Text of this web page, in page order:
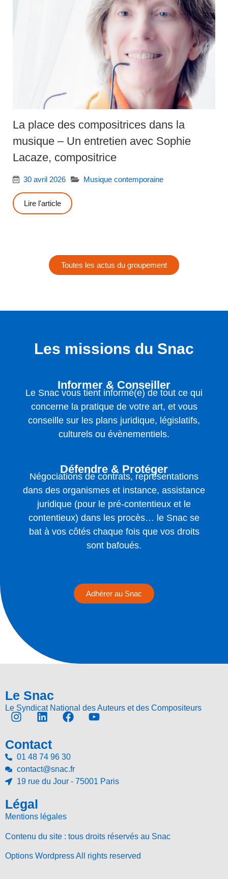
La place des compositrices dans la
musique – Un entretien avec Sophie
Lacaze, compositrice
30 avril 2026 Musique contemporaine
Lire l'article
Toutes les actus du groupement
Les missions du Snac
Informer & Conseiller
Le Snac vous tient informé(e) de tout ce qui
concerne la pratique de votre art, et vous
conseille sur les plans juridique, législatifs,
culturels ou évènementiels.
Défendre & Protéger
Négociations de contrats, représentations
dans des organismes et instance, assistance
juridique (pour le pré-contentieux et le
contentieux) dans les procès… le Snac se
bat à vos côtés chaque fois que vos droits
sont bafoués.
Adhérer au Snac
Le Snac
Le Syndicat National des Auteurs et des Compositeurs
Contact
01 48 74 96 30
contact@snac.fr
19 rue du Jour - 75001 Paris
Légal
Mentions légales
Contenu du site : tous droits réservés au Snac
Options Wordpress All rights reserved